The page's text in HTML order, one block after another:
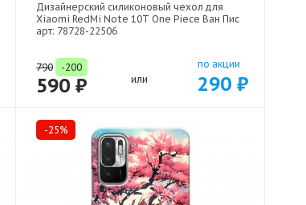
Дизайнерский силиконовый чехол для
Xiaomi RedMi Note 10T One Piece Ван Пис
арт: 78728-22506
790 -200
590 ₽ или
по акции
290 ₽
-25%